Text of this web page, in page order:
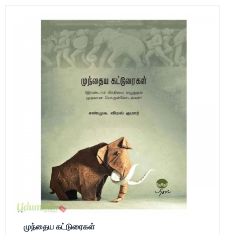
முந்தைய கட்டுரைகள்